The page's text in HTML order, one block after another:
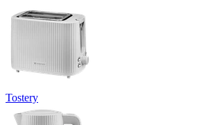
Tostery